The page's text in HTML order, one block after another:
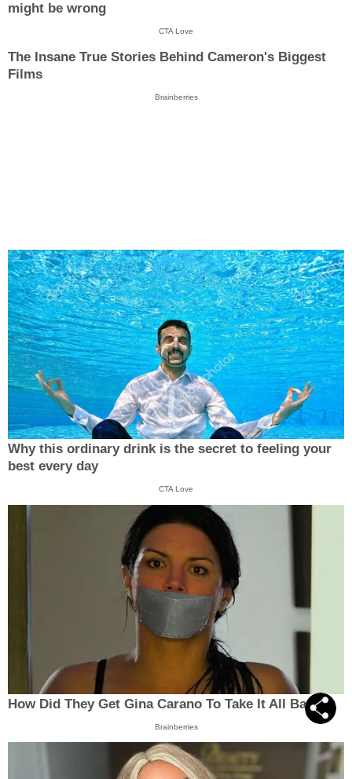
might be wrong
CTA Love
The Insane True Stories Behind Cameron's Biggest
Films
Brainberries
Why this ordinary drink is the secret to feeling your
best every day
CTA Love
How Did They Get Gina Carano To Take It All Back?
Brainberries